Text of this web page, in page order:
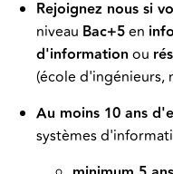
Rejoignez nous si
niveau Bac+5en
d'information ou
(école d'ingénieurs,
Au moins 10 ans
systèmes